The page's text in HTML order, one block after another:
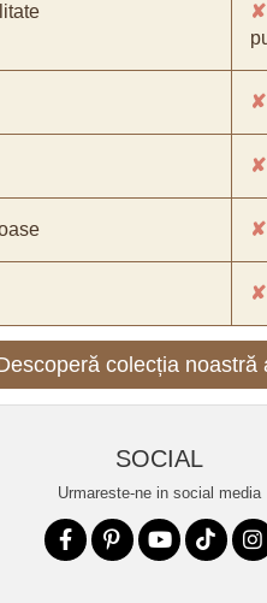
✘
✘
✘
✘
✘
colecția noastră
SOCIAL
Urmareste-ne in social media